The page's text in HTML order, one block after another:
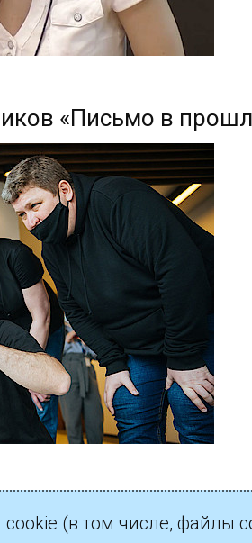
«Письмо в
(в том числе, файлы